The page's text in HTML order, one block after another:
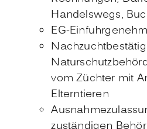
Handelswegs,
EG-
vom Züchter mit
Elterntieren